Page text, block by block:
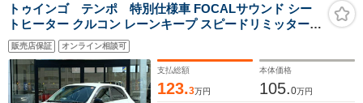
トゥインゴ テンポ 特別仕様車 FOCALサウンド シー
トヒーター クルコン レーンキープ スピードリミッター
オートライト バックソナー フロントドラレコ USB接続
サイドバイザー ETC 純正16インチAW
販売店保証 オンライン相談可
支払総額
123.3万円
本体価格
105.0万円